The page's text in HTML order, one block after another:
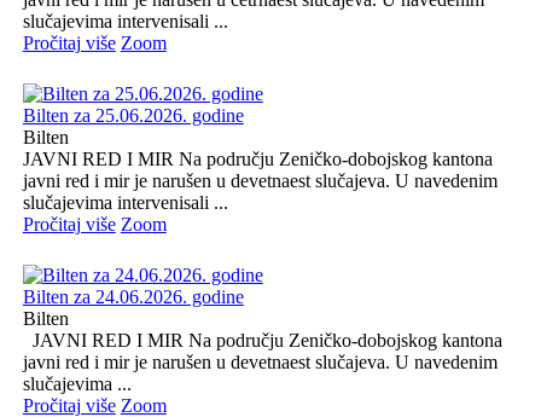
slučajevima intervenisali ...
Pročitaj više Zoom
Bilten za 25.06.2026. godine
Bilten
JAVNI RED I MIR Na području Zeničko-dobojskog kantona
javni red i mir je narušen u devetnaest slučajeva. U navedenim
slučajevima intervenisali ...
Pročitaj više Zoom
Bilten za 24.06.2026. godine
Bilten
JAVNI RED I MIR Na području Zeničko-dobojskog kantona
javni red i mir je narušen u devetnaest slučajeva. U navedenim
slučajevima ...
Pročitaj više Zoom